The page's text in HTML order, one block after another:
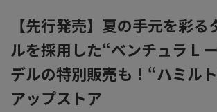
【先行発売】夏の手元を彩
ルを採用した“ベンチュラ L
デルの特別販売も！“ハミル
アップストア